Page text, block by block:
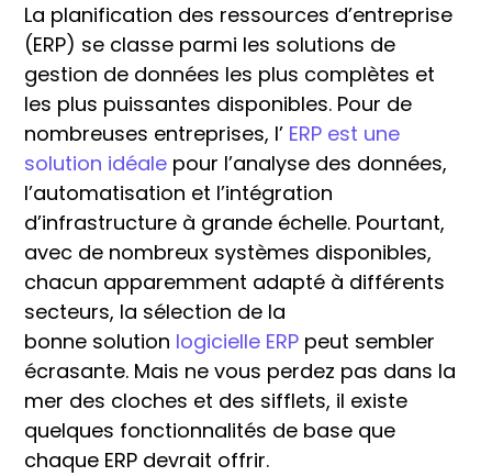
La planification des ressources d’entreprise
(ERP) se classe parmi les solutions de
gestion de données les plus complètes et
les plus puissantes disponibles. Pour de
nombreuses entreprises, l’ ERP est une
solution idéale pour l’analyse des données,
l’automatisation et l’intégration
d’infrastructure à grande échelle. Pourtant,
avec de nombreux systèmes disponibles,
chacun apparemment adapté à différents
secteurs, la sélection de la
bonne solution logicielle ERP peut sembler
écrasante. Mais ne vous perdez pas dans la
mer des cloches et des sifflets, il existe
quelques fonctionnalités de base que
chaque ERP devrait offrir.